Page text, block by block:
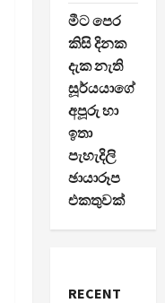
මීට පෙර
කිසි දිනක
දැක නැති
සූර්යයාගේ
අපූරු හා
ඉතා
පැහැදිලි
ඡායාරූප
එකතුවක්
RECENT